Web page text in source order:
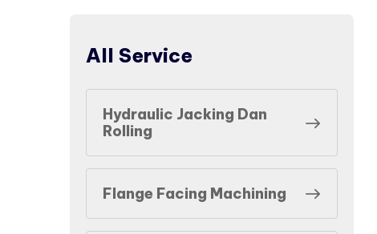
All Service
Hydraulic Jacking Dan
Rolling
Flange Facing Machining